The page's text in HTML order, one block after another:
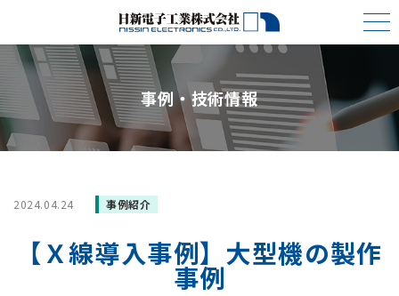
事例・技術情報
2024.04.24 事例紹介
【Ｘ線導入事例】大型機の製作
事例